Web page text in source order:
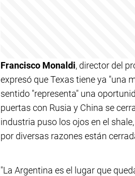
Francisco Monaldi, director del
expresó que Texas tiene ya "una
sentido "representa" una
puertas con Rusia y China se
industria puso los ojos en el
por diversas razones están
"La Argentina es el lugar que